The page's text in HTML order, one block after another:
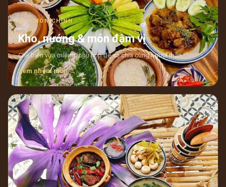
02 • MÓN CHÍNH
Kho, nướng & món đậm vị
Chế biến vừa miệng, phù hợp để sẻ chia cùng người thân.
Xem nhóm món →